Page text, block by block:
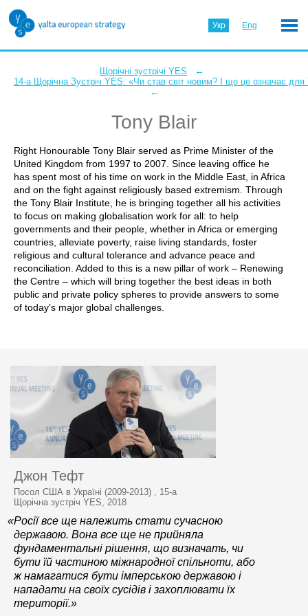
Укр Eng
Щорічні зустрічі YES ←
14-а Щорічна Зустріч YES: «Чи став світ новим? І що це означає для
←
Tony Blair
Right Honourable Tony Blair served as Prime Minister of the
United Kingdom from 1997 to 2007. Since leaving office he
has spent most of his time on work in the Middle East, in Africa
and on the fight against religiously based extremism. Through
the Tony Blair Institute, he is bringing together all his activities
to focus on making globalisation work for all: to help
governments and their people, whether in Africa or emerging
countries, alleviate poverty, raise living standards, foster
religious and cultural tolerance and advance peace and
reconciliation. Added to this is a new pillar of work – Renewing
the Centre – which will bring together the best ideas in both
public and private policy spheres to provide answers to some
of today’s major global challenges.
Джон Тефт
Посол США в Україні (2009-2013) , 15-а
Щорічна зустріч YES, 2018
«Росії все ще належить стати сучасною
державою. Вона все ще не прийняла
фундаментальні рішення, що визначать, чи
бути їй частиною міжнародної спільноти, або
ж намагатися бути імперською державою і
нападати на своїх сусідів і захоплювати їх
території.»